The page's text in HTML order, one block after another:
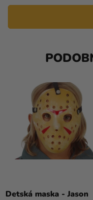
Detská maska - Jason